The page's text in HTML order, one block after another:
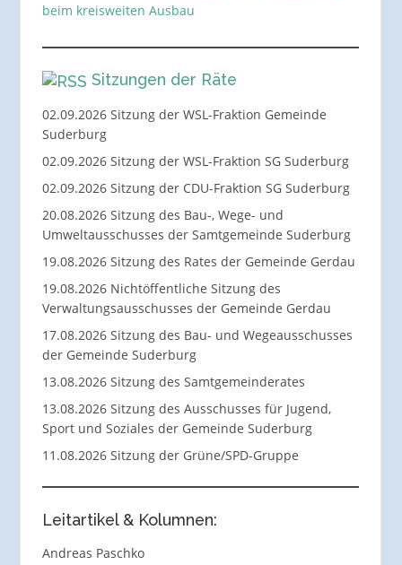
beim kreisweiten Ausbau
Sitzungen der Räte
02.09.2026 Sitzung der WSL-Fraktion Gemeinde
Suderburg
02.09.2026 Sitzung der WSL-Fraktion SG Suderburg
02.09.2026 Sitzung der CDU-Fraktion SG Suderburg
20.08.2026 Sitzung des Bau-, Wege- und
Umweltausschusses der Samtgemeinde Suderburg
19.08.2026 Sitzung des Rates der Gemeinde Gerdau
19.08.2026 Nichtöffentliche Sitzung des
Verwaltungsausschusses der Gemeinde Gerdau
17.08.2026 Sitzung des Bau- und Wegeausschusses
der Gemeinde Suderburg
13.08.2026 Sitzung des Samtgemeinderates
13.08.2026 Sitzung des Ausschusses für Jugend,
Sport und Soziales der Gemeinde Suderburg
11.08.2026 Sitzung der Grüne/SPD-Gruppe
Leitartikel & Kolumnen:
Andreas Paschko